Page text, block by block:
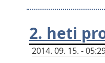
2. heti
2014. 09. 15. -